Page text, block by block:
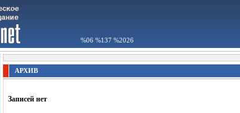
%06 %137 %2026
АРХИВ
Записей нет